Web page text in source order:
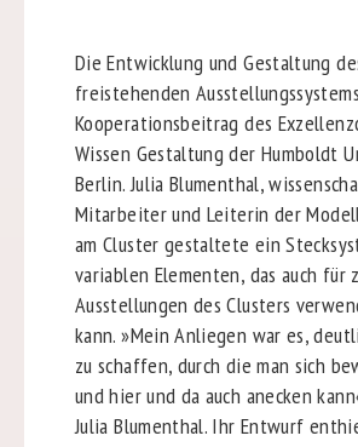
Die Entwicklung und Gestaltung
freistehenden
Kooperationsbeitrag des
Wissen Gestaltung der Humboldt
Berlin. Julia Blumenthal,
Mitarbeiter und Leiterin der
am Cluster gestaltete ein
variablen Elementen, das auch für
Ausstellungen des Clusters
kann. »Mein Anliegen war es,
zu schaffen, durch die man sich
und hier und da auch anecken
Julia Blumenthal. Ihr Entwurf